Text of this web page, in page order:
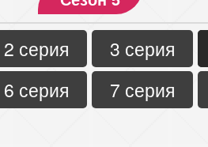
2 серия
3 серия
6 серия
7 серия